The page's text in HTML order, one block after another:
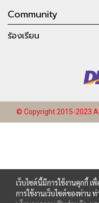
Community
ร้องเรียน
© Copyright 2015-2023
เว็บไซต์นี้มีการใช้งานคุกกี้
การใช้งานเว็บไซต์ของท่าน